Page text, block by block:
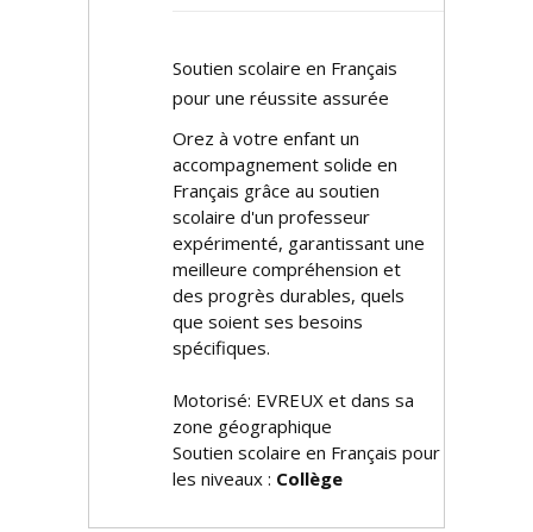
Soutien scolaire en Français
pour une réussite assurée
Offrez à votre enfant un
accompagnement solide en
Français grâce au soutien
scolaire d'un professeur
expérimenté, garantissant une
meilleure compréhension et
des progrès durables, quels
que soient ses besoins
spécifiques.
Motorisé: EVREUX et dans sa
zone géographique
Soutien scolaire en Français pour
les niveaux : Collège